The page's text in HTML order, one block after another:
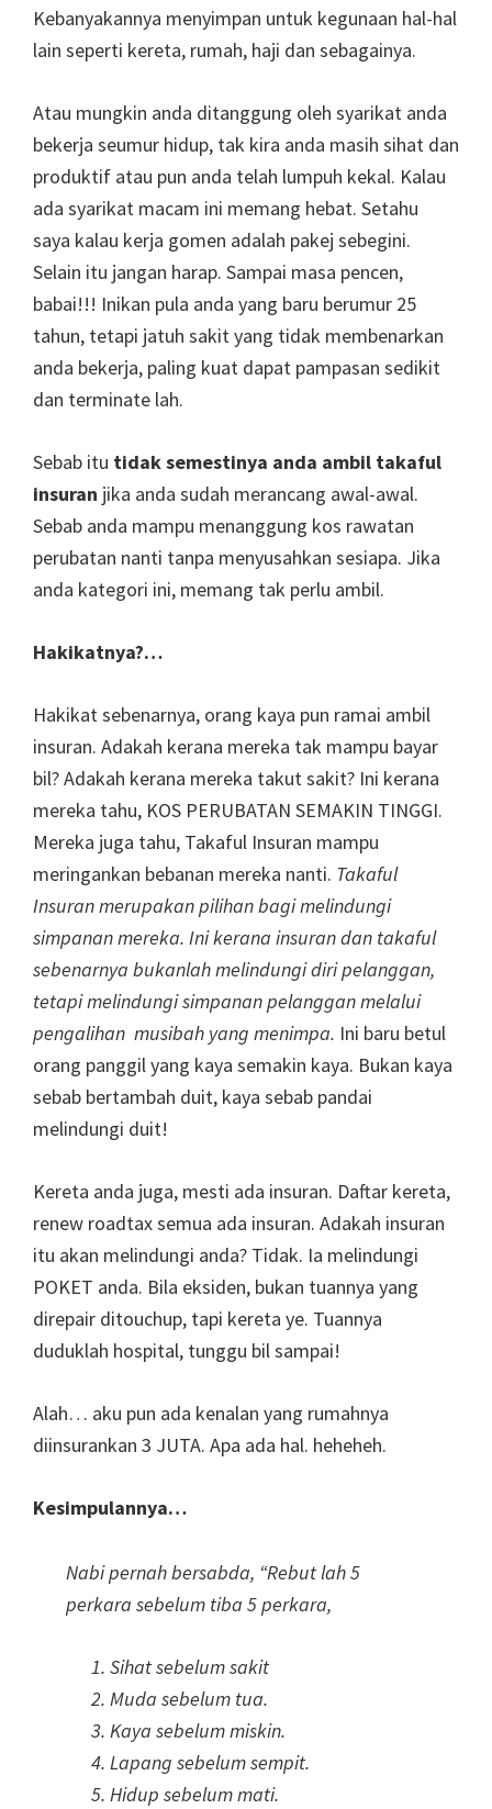
Kebanyakannya menyimpan untuk kegunaan hal-hal
lain seperti kereta, rumah, haji dan sebagainya.
Atau mungkin anda ditanggung oleh syarikat anda
bekerja seumur hidup, tak kira anda masih sihat dan
produktif atau pun anda telah lumpuh kekal. Kalau
ada syarikat macam ini memang hebat. Setahu
saya kalau kerja gomen adalah pakej sebegini.
Selain itu jangan harap. Sampai masa pencen,
babai!!! Inikan pula anda yang baru berumur 25
tahun, tetapi jatuh sakit yang tidak membenarkan
anda bekerja, paling kuat dapat pampasan sedikit
dan terminate lah.
Sebab itu tidak semestinya anda ambil takaful
insuran jika anda sudah merancang awal-awal.
Sebab anda mampu menanggung kos rawatan
perubatan nanti tanpa menyusahkan sesiapa. Jika
anda kategori ini, memang tak perlu ambil.
Hakikatnya?…
Hakikat sebenarnya, orang kaya pun ramai ambil
insuran. Adakah kerana mereka tak mampu bayar
bil? Adakah kerana mereka takut sakit? Ini kerana
mereka tahu, KOS PERUBATAN SEMAKIN TINGGI.
Mereka juga tahu, Takaful Insuran mampu
meringankan bebanan mereka nanti. Takaful
Insuran merupakan pilihan bagi melindungi
simpanan mereka. Ini kerana insuran dan takaful
sebenarnya bukanlah melindungi diri pelanggan,
tetapi melindungi simpanan pelanggan melalui
pengalihan musibah yang menimpa. Ini baru betul
orang panggil yang kaya semakin kaya. Bukan kaya
sebab bertambah duit, kaya sebab pandai
melindungi duit!
Kereta anda juga, mesti ada insuran. Daftar kereta,
renew roadtax semua ada insuran. Adakah insuran
itu akan melindungi anda? Tidak. Ia melindungi
POKET anda. Bila eksiden, bukan tuannya yang
direpair ditouchup, tapi kereta ye. Tuannya
duduklah hospital, tunggu bil sampai!
Alah… aku pun ada kenalan yang rumahnya
diinsurankan 3 JUTA. Apa ada hal. heheheh.
Kesimpulannya…
Nabi pernah bersabda, “Rebut lah 5
perkara sebelum tiba 5 perkara,
Sihat sebelum sakit
Muda sebelum tua.
Kaya sebelum miskin.
Lapang sebelum sempit.
Hidup sebelum mati.